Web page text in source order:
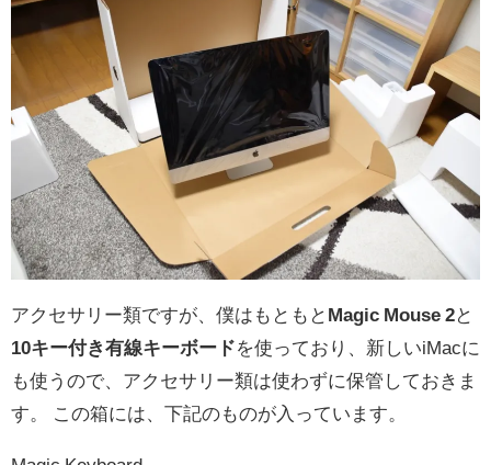
アクセサリー類ですが、僕はもともと Magic Mouse 2と
10キー付き有線キーボードを使っており、新しいiMacに
も使うので、アクセサリー類は使わずに保管しておきま
す。 この箱には、下記のものが入っています。